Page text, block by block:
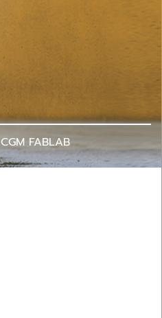
CGM FABLAB